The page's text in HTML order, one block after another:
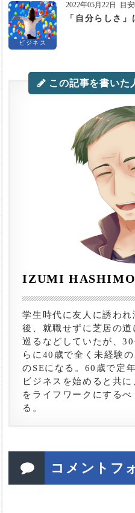
ビジネス
2022年05月22日 目
「自分らしさ
この記事を書いた
IZUMI
学生時代に友人に誘わ
後、就職せずに芝居の
巡るなどしていたが、
らに40歳で全く未経験
のSEになる。60歳で定
ビジネスを始めると共
をライフワークにする
る。
コメントフ